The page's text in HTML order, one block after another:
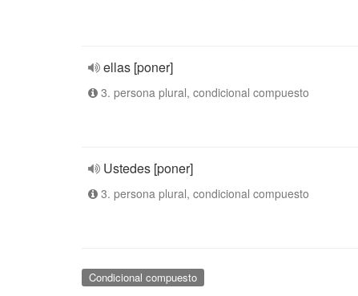
ellas [poner]
3. persona plural, condicional compuesto
Ustedes [poner]
3. persona plural, condicional compuesto
Condicional compuesto